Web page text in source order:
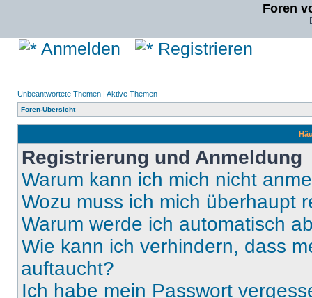
Foren
Anmelden Registrieren
Unbeantwortete Themen | Aktive Themen
Foren-Übersicht
Registrierung und Anmeldung
Warum kann ich mich nicht
Wozu muss ich mich überhaupt
Warum werde ich automatisch
Wie kann ich verhindern, dass
auftaucht?
Ich habe mein Passwort